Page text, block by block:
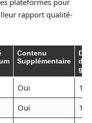
plateformes pour
rapport qualité-
Contenu
Supplémentaire
Oui
1
Oui
1